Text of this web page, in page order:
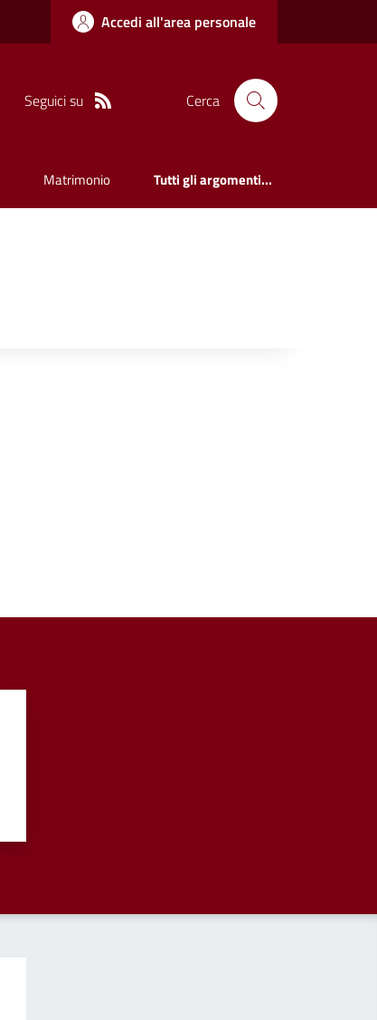
Accedi all'area personale
Seguici su Cerca
Matrimonio Tutti gli argomenti...